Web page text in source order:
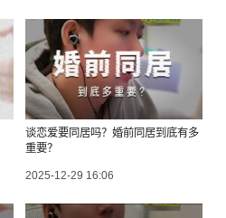
谈恋爱要同居吗？婚前同居到底有多
重要？
2025-12-29 16:06